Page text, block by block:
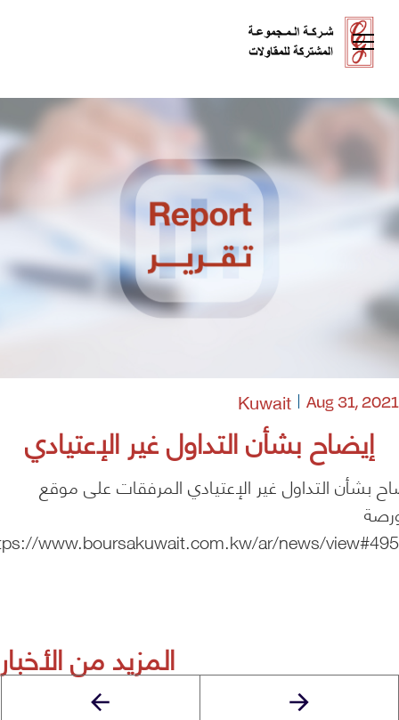
إيضاح بشأن التداول غير الإعتيادي
Aug 31, 2021
Kuwait
بشأن التداول غير الإعتيادي المرفقات على موقع
www.boursakuwait.com.kw/ar/news/
المزيد من الأخبار